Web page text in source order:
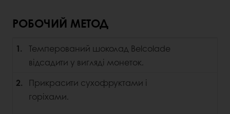
РОБОЧИЙ МЕТОД
1.
Темперований шоколад Belcolade
відсадити у вигляді монеток.
2.
Прикрасити сухофруктами і
горіхами.